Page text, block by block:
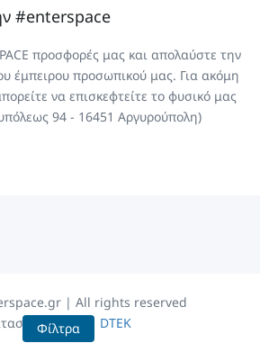
#enterspace
προσφορές μας και απολαύστε την
έμπειρου προσωπικού μας. Για ακόμη
να επισκεφτείτε το φυσικό μας
94 - 16451 Αργυρούπολη)
| All rights reserved
eShop DTEK
Φίλτρα